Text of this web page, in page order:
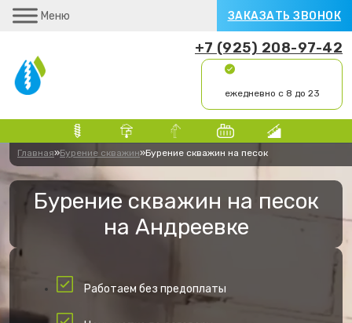
Меню ЗАКАЗАТЬ ЗВОНОК
+7 (925) 208-97-42
ежедневно с 8 до 23
Главная»Бурение скважин»Бурение скважин на песок
Бурение скважин на песок
на Андреевке
Работаем без предоплаты